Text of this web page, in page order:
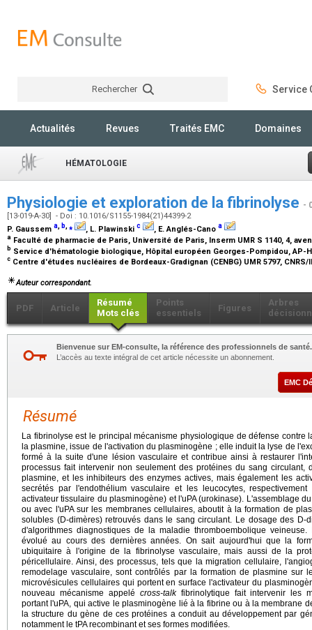
Rechercher Service
Actualités Revues Traités EMC Domaines
HÉMATOLOGIE
Physiologie et exploration de la fibrinolyse -
[13-019-A-30] - Doi : 10.1016/S1155-1984(21)44399-2
P. Gaussem a, b,⁎ , L. Plawinski c , E. Anglés-Cano a
a Faculté de pharmacie de Paris, Université de Paris, Inserm UMR S 1140, 4,
b Service d'hématologie biologique, Hôpital européen Georges-Pompidou, AP-
c Centre d'études nucléaires de Bordeaux-Gradignan (CENBG) UMR 5797, CNRS/
Auteur correspondant.
PDF Article
Résumé
Mots clés
Points
essentiels
Figures
Arbres
Bienvenue sur EM-consulte, la référence des professionnels de santé.
L’accès au texte intégral de cet article nécessite un abonnement.
EMC
Résumé
La fibrinolyse est le principal mécanisme physiologique de défense contre
la plasmine, issue de l'activation du plasminogène ; elle induit la lyse de
formé à la suite d'une lésion vasculaire et contribue ainsi à restaurer
processus fait intervenir non seulement des protéines du sang circulant,
plasmine, et les inhibiteurs des enzymes actives, mais également les
secrétés par l'endothélium vasculaire et les leucocytes,
activateur tissulaire du plasminogène) et l'uPA (urokinase). L'assemblage
ou avec l'uPA sur les membranes cellulaires, aboutit à la formation de
solubles (D-dimères) retrouvés dans le sang circulant. Le dosage des D-
d'algorithmes diagnostiques de la maladie thromboembolique
évolué au cours des dernières années. On sait aujourd'hui que la
ubiquitaire à l'origine de la fibrinolyse vasculaire, mais aussi de la
péricellulaire. Ainsi, des processus, tels que la migration cellulaire,
remodelage vasculaire, sont contrôlés par la formation de plasmine sur
microvésicules cellulaires qui portent en surface l'activateur du
nouveau mécanisme appelé cross-talkfibrinolytique fait intervenir les
portant l'uPA, qui active le plasminogène lié à la fibrine ou à la membrane
la structure du gène de ces protéines a conduit au développement par
notamment le tPA recombinant et ses formes modifiées.